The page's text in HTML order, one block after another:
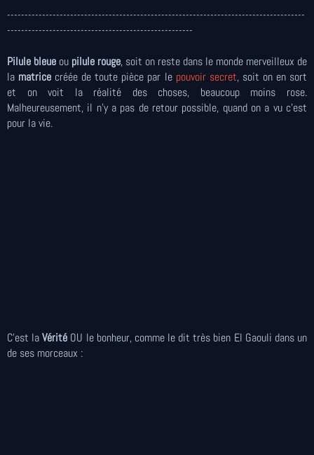
-------------------------------------------------------------------------------------
-----------------------------------------------------
Pilule bleue ou pilule rouge, soit on reste dans le monde merveilleux de
la matrice créée de toute pièce par le pouvoir secret, soit on en sort
et on voit la réalité des choses, beaucoup moins rose.
Malheureusement, il n’y a pas de retour possible, quand on a vu c'est
pour la vie.
C'est laVérité OU le bonheur, comme le dit très bien El Gaouli dans un
de ses morceaux :